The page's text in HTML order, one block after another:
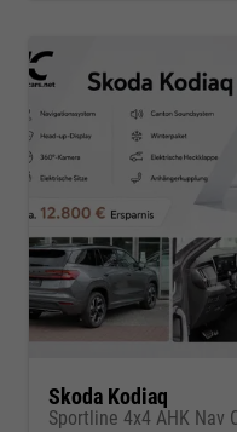
Skoda Kodiaq